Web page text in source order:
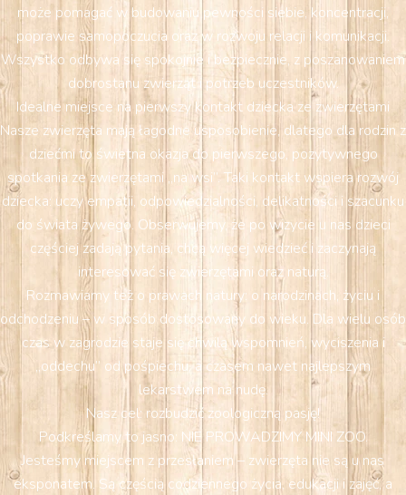
może pomagać w budowaniu pewności siebie, koncentracji,
poprawie samopoczucia oraz w rozwoju relacji i komunikacji.
Wszystko odbywa się spokojnie i bezpiecznie, z poszanowaniem
dobrostanu zwierząt i potrzeb uczestników.
Idealne miejsce na pierwszy kontakt dziecka ze zwierzętami
Nasze zwierzęta mają łagodne usposobienie, dlatego dla rodzin z
dziećmi to świetna okazja do pierwszego, pozytywnego
spotkania ze zwierzętami „na wsi”. Taki kontakt wspiera rozwój
dziecka: uczy empatii, odpowiedzialności, delikatności i szacunku
do świata żywego. Obserwujemy, że po wizycie u nas dzieci
częściej zadają pytania, chcą więcej wiedzieć i zaczynają
interesować się zwierzętami oraz naturą.
Rozmawiamy też o prawach natury: o narodzinach, życiu i
odchodzeniu – w sposób dostosowany do wieku. Dla wielu osób
czas w zagrodzie staje się chwilą wspomnień, wyciszenia i
„oddechu” od pośpiechu, a czasem nawet najlepszym
lekarstwem na nudę.
Nasz cel: rozbudzić zoologiczną pasję!
Podkreślamy to jasno: NIE PROWADZIMY MINI ZOO.
Jesteśmy miejscem z przesłaniem – zwierzęta nie są u nas
eksponatem. Są częścią codziennego życia, edukacji i zajęć, a